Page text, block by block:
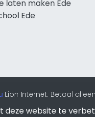
laten maken Ede
Ede
Lion Internet. Betaal
deze website te